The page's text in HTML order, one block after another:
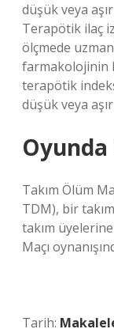
düşük veya
Terapötik ilaç
ölçmede
farmakolojinin
terapötik
düşük veya
Oyunda
Takım Ölüm
TDM), bir
takım üyelerine
Maçı
Tarih: